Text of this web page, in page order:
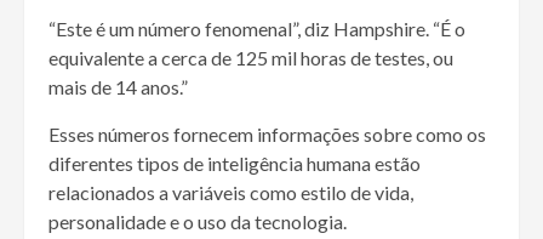
“Este é um número fenomenal”, diz Hampshire. “É o
equivalente a cerca de 125 mil horas de testes, ou
mais de 14 anos.”
Esses números fornecem informações sobre como os
diferentes tipos de inteligência humana estão
relacionados a variáveis ​​como estilo de vida,
personalidade e o uso da tecnologia.